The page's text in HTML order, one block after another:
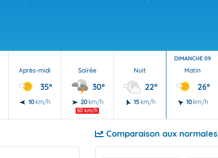
Après-midi
35°
10 km/h
Soirée
30°
20 km/h
60 km/h
Nuit
22°
15 km/h
DIMANCHE 09
Matin
26°
10 km/h
Comparaison aux normales